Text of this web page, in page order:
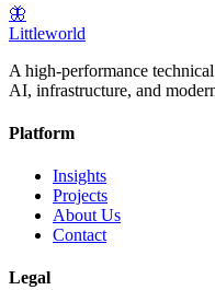
🦋
Littleworld
A high-performance
AI, infrastructure, and
Platform
Insights
Projects
About Us
Contact
Legal